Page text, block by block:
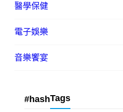
醫學保健
電子娛樂
音樂饗宴
#hashTags